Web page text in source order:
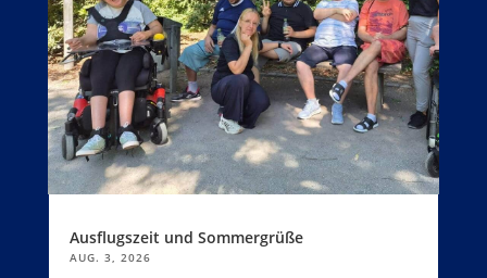
Ausflugszeit und Sommergrüße
AUG. 3, 2026